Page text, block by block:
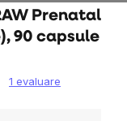
Prenatal
90 capsule
1 evaluare